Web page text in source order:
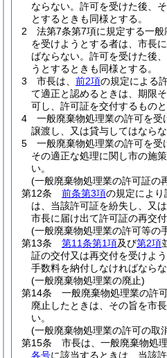
ならない。 許可を受けた後、
とするときも同様とする。
2
法第7条第7項に規定する一
を受けようとする者は、市長
ばならない。 許可を受けた後
うとするときも同様とする。
3
市長は、 前2項の規定による
て適正と認めるときは、期限
可し、許可証を交付するものと
4
一般廃棄物処理業の許可を受
譲渡し、又は貸与してはならな
5
一般廃棄物処理業の許可を
その適正な処理に関し市の施
い。
(一般廃棄物処理業の許可証の
第12条
前条第3項の規定によ
は、当該許可証を紛失し、又
市長に届け出て許可証の再交
(一般廃棄物処理業の許可等の
第13条
第11条第1項及び第2項
証の交付又は再交付を受けよう
手数料を納付しなければならな
(一般廃棄物処理業の廃止)
第14条
一般廃棄物処理業の許
廃止したときは、その旨を市
い。
(一般廃棄物処理業の許可の取
第15条
市長は、一般廃棄物処
各号に該当するときは、当該